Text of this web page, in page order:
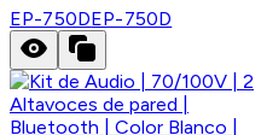
EP-750DEP-750D